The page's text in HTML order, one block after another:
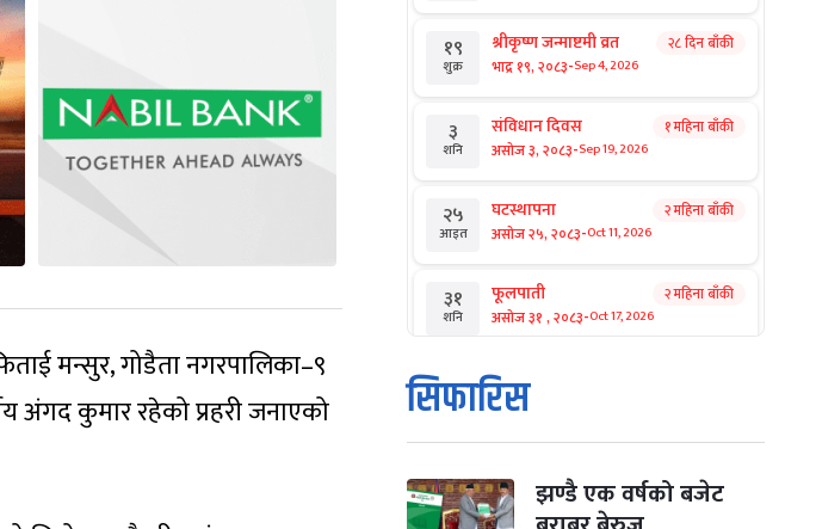
मन्सुर, गोडैता नगरपालिका–९
अंगद कुमार रहेको प्रहरी जनाएको
१९
शुक्र
श्रीकृष्ण जन्माष्टमी व्रत
भाद्र १९, २०८३-Sep 4, 2026
२८ दिन बाँकी
३
शनि
संविधान दिवस
असोज ३, २०८३-Sep 19, 2026
१ महिना बाँकी
२५
आइत
घटस्थापना
असोज २५, २०८३-Oct 11, 2026
२ महिना बाँकी
३१
शनि
फूलपाती
असोज ३१ , २०८३-Oct 17, 2026
२ महिना बाँकी
१
आइत
कार्तिक सङ्क्रान्ति
कार्तिक १, २०८३
मंगल कार्तिक ३, २०८३ -Oct 20, 2026
सिफारिस
झण्डै एक वर्षको बजेट